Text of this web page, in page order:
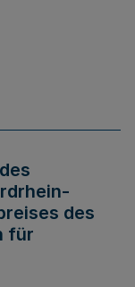
des
für